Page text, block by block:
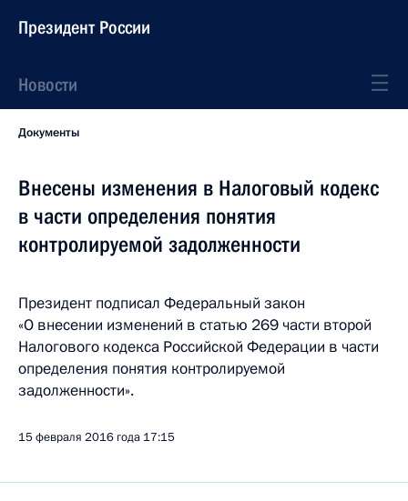
Президент России
Новости
Документы
Внесены изменения в Налоговый кодекс
в части определения понятия
контролируемой задолженности
Президент подписал Федеральный закон
«О внесении изменений в статью 269 части второй
Налогового кодекса Российской Федерации в части
определения понятия контролируемой
задолженности».
15 февраля 2016 года 17:15